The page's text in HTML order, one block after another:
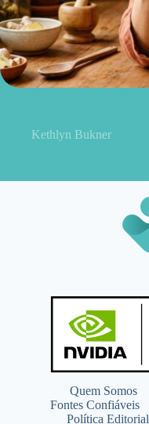
Kethlyn Bukner
Quem Somos
Fontes Confiáveis
Política Editorial